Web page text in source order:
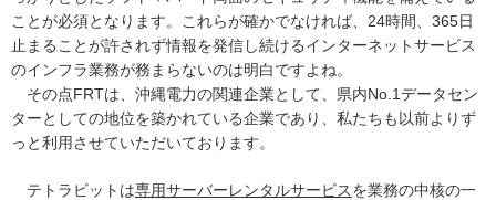
ことが必須となります。これらが確かでなければ、24時間、365日
止まることが許されず情報を発信し続けるインターネットサービス
のインフラ業務が務まらないのは明白ですよね。
その点FRTは、沖縄電力の関連企業として、県内No.1データセン
ターとしての地位を築かれている企業であり、私たちも以前よりず
っと利用させていただいております。
テトラビットは専用サーバーレンタルサービスを業務の中核の一